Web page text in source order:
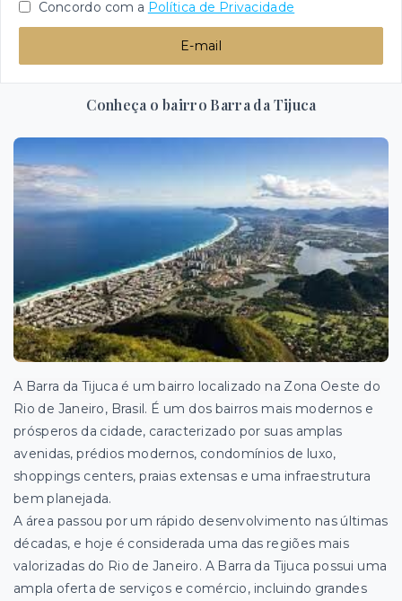
Concordo com a Política de Privacidade
E-mail
Conheça o bairro Barra da Tijuca
A Barra da Tijuca é um bairro localizado na Zona Oeste do
Rio de Janeiro, Brasil. É um dos bairros mais modernos e
prósperos da cidade, caracterizado por suas amplas
avenidas, prédios modernos, condomínios de luxo,
shoppings centers, praias extensas e uma infraestrutura
bem planejada.
A área passou por um rápido desenvolvimento nas últimas
décadas, e hoje é considerada uma das regiões mais
valorizadas do Rio de Janeiro. A Barra da Tijuca possui uma
ampla oferta de serviços e comércio, incluindo grandes